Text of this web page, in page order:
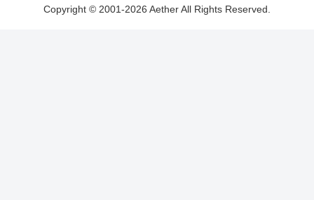
Copyright © 2001-2026 Aether All Rights Reserved.